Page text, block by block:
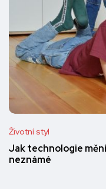
Životní styl
Jak technologie
neznámé